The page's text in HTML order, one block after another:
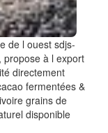
de l ouest sdjs-
propose à l export
directement
fermentées &
grains de
disponible